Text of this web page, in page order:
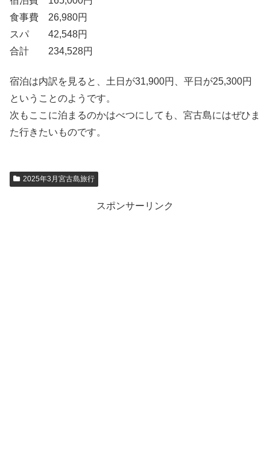
食事費 26,980円
スパ 42,548円
合計 234,528円
宿泊は内訳を見ると、土日が31,900円、平日が25,300円
ということのようです。
次もここに泊まるのかはべつにしても、宮古島にはぜひま
た行きたいものです。
2025年3月宮古島旅行
スポンサーリンク